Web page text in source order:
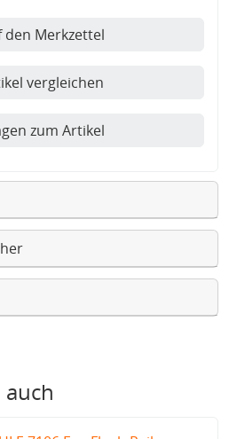
den Merkzettel
vergleichen
zum Artikel